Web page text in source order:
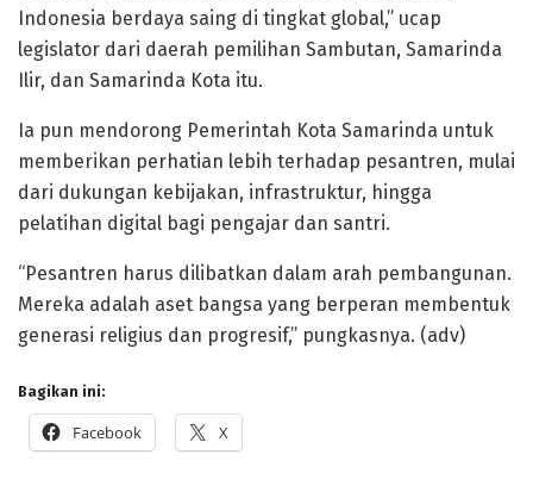
Indonesia berdaya saing di tingkat global,” ucap
legislator dari daerah pemilihan Sambutan, Samarinda
Ilir, dan Samarinda Kota itu.
Ia pun mendorong Pemerintah Kota Samarinda untuk
memberikan perhatian lebih terhadap pesantren, mulai
dari dukungan kebijakan, infrastruktur, hingga
pelatihan digital bagi pengajar dan santri.
“Pesantren harus dilibatkan dalam arah pembangunan.
Mereka adalah aset bangsa yang berperan membentuk
generasi religius dan progresif,” pungkasnya. (adv)
Bagikan ini:
Facebook X